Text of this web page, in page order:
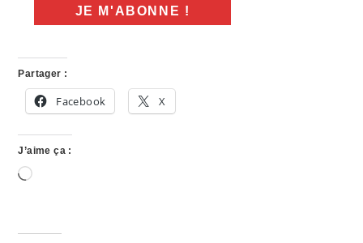
Partager :
Facebook X
J’aime ça :
Chargement…